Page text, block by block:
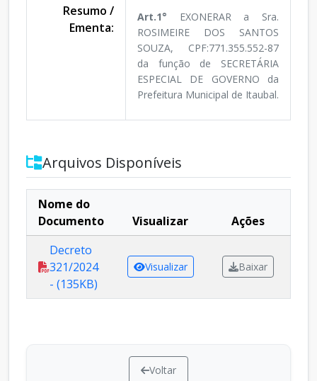
Resumo /
Ementa:
Art.1° EXONERAR a Sra.
ROSIMEIRE DOS SANTOS
SOUZA, CPF:771.355.552-87
da função de SECRETÁRIA
ESPECIAL DE GOVERNO da
Prefeitura Municipal de Itaubal.
Arquivos Disponíveis
Nome do
Documento
Visualizar
Ações
Decreto
321/2024
- (135KB)
Visualizar Baixar
Voltar